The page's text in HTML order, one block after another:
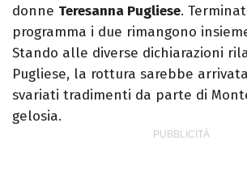
donne Teresanna Pugliese.
programma i due rimangono
Stando alle diverse dichiarazioni
Pugliese, la rottura sarebbe
svariati tradimenti da parte di
gelosia.